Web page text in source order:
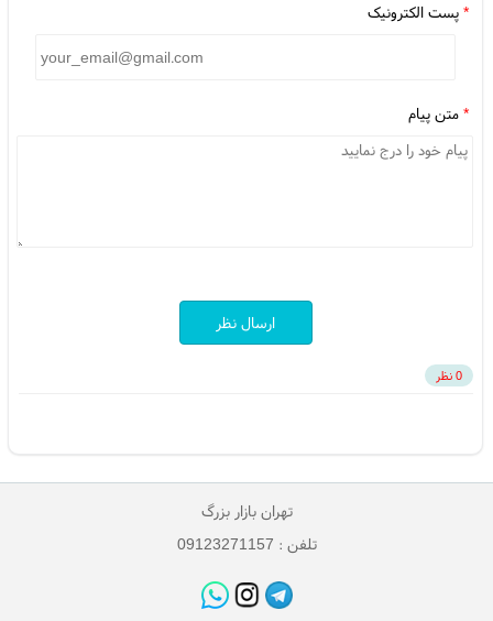
* پست الکترونیک
* متن پیام
ارسال نظر
0 نظر
تهران بازار بزرگ
تلفن : 09123271157